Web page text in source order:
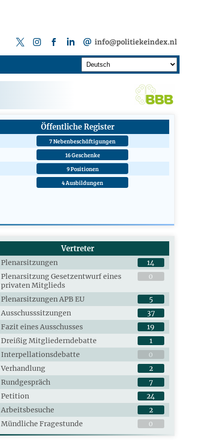
info@politiekeindex.nl
Öffentliche Register
7 Nebenbeschäftigungen
16 Geschenke
9 Positionen
4 Ausbildungen
Vertreter
Plenarsitzungen
14
Plenarsitzung Gesetzentwurf eines
privaten Mitglieds
0
Plenarsitzungen APB EU
5
Ausschusssitzungen
37
Fazit eines Ausschusses
19
Dreißig Mitgliederndebatte
1
Interpellationsdebatte
0
Verhandlung
2
Rundgespräch
7
Petition
24
Arbeitsbesuche
2
Mündliche Fragestunde
0